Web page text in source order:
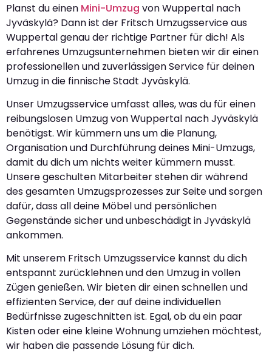
Planst du einen Mini-Umzug von Wuppertal nach
Jyväskylä? Dann ist der Fritsch Umzugsservice aus
Wuppertal genau der richtige Partner für dich! Als
erfahrenes Umzugsunternehmen bieten wir dir einen
professionellen und zuverlässigen Service für deinen
Umzug in die finnische Stadt Jyväskylä.
Unser Umzugsservice umfasst alles, was du für einen
reibungslosen Umzug von Wuppertal nach Jyväskylä
benötigst. Wir kümmern uns um die Planung,
Organisation und Durchführung deines Mini-Umzugs,
damit du dich um nichts weiter kümmern musst.
Unsere geschulten Mitarbeiter stehen dir während
des gesamten Umzugsprozesses zur Seite und sorgen
dafür, dass all deine Möbel und persönlichen
Gegenstände sicher und unbeschädigt in Jyväskylä
ankommen.
Mit unserem Fritsch Umzugsservice kannst du dich
entspannt zurücklehnen und den Umzug in vollen
Zügen genießen. Wir bieten dir einen schnellen und
effizienten Service, der auf deine individuellen
Bedürfnisse zugeschnitten ist. Egal, ob du ein paar
Kisten oder eine kleine Wohnung umziehen möchtest,
wir haben die passende Lösung für dich.